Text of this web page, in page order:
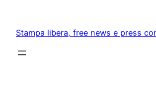
content
Stampa libera, free news e press